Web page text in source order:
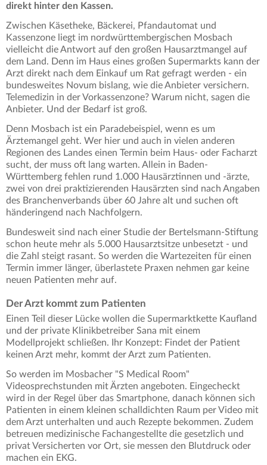
direkt hinter den Kassen.
Zwischen Käsetheke, Bäckerei, Pfandautomat und
Kassenzone liegt im nordwürttembergischen Mosbach
vielleicht die Antwort auf den großen Hausarztmangel auf
dem Land. Denn im Haus eines großen Supermarkts kann der
Arzt direkt nach dem Einkauf um Rat gefragt werden - ein
bundesweites Novum bislang, wie die Anbieter versichern.
Telemedizin in der Vorkassenzone? Warum nicht, sagen die
Anbieter. Und der Bedarf ist groß.
Denn Mosbach ist ein Paradebeispiel, wenn es um
Ärztemangel geht. Wer hier und auch in vielen anderen
Regionen des Landes einen Termin beim Haus- oder Facharzt
sucht, der muss oft lang warten. Allein in Baden-
Württemberg fehlen rund 1.000 Hausärztinnen und -ärzte,
zwei von drei praktizierenden Hausärzten sind nach Angaben
des Branchenverbands über 60 Jahre alt und suchen oft
händeringend nach Nachfolgern.
Bundesweit sind nach einer Studie der Bertelsmann-Stiftung
schon heute mehr als 5.000 Hausarztsitze unbesetzt - und
die Zahl steigt rasant. So werden die Wartezeiten für einen
Termin immer länger, überlastete Praxen nehmen gar keine
neuen Patienten mehr auf.
Der Arzt kommt zum Patienten
Einen Teil dieser Lücke wollen die Supermarktkette Kaufland
und der private Klinikbetreiber Sana mit einem
Modellprojekt schließen. Ihr Konzept: Findet der Patient
keinen Arzt mehr, kommt der Arzt zum Patienten.
So werden im Mosbacher "S Medical Room"
Videosprechstunden mit Ärzten angeboten. Eingecheckt
wird in der Regel über das Smartphone, danach können sich
Patienten in einem kleinen schalldichten Raum per Video mit
dem Arzt unterhalten und auch Rezepte bekommen. Zudem
betreuen medizinische Fachangestellte die gesetzlich und
privat Versicherten vor Ort, sie messen den Blutdruck oder
machen ein EKG.